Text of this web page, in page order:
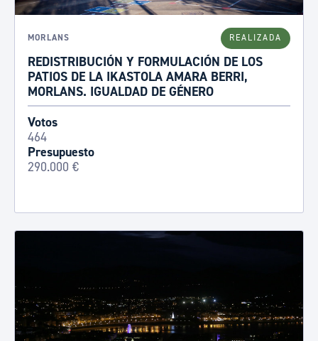
MORLANS REALIZADA
REDISTRIBUCIÓN Y FORMULACIÓN DE LOS
PATIOS DE LA IKASTOLA AMARA BERRI,
MORLANS. IGUALDAD DE GÉNERO
Votos
464
Presupuesto
290.000 €